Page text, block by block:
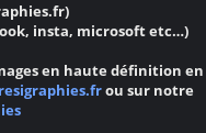
insta, microsoft etc…)
en haute définition en
ou sur notre